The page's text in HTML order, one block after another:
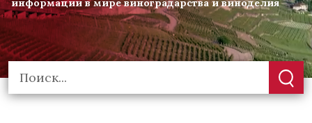
информации в мире виноградарства и виноделия